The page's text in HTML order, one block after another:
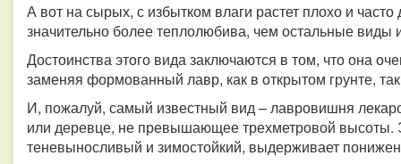
А вот на сырых, с избытком влаги растет плохо и
значительно более теплолюбива, чем остальные виды
Достоинства этого вида заключаются в том, что она
заменяя формованный лавр, как в открытом грунте,
И, пожалуй, самый известный вид – лавровишня
или деревце, не превышающее трехметровой высоты.
теневыносливый и зимостойкий, выдерживает